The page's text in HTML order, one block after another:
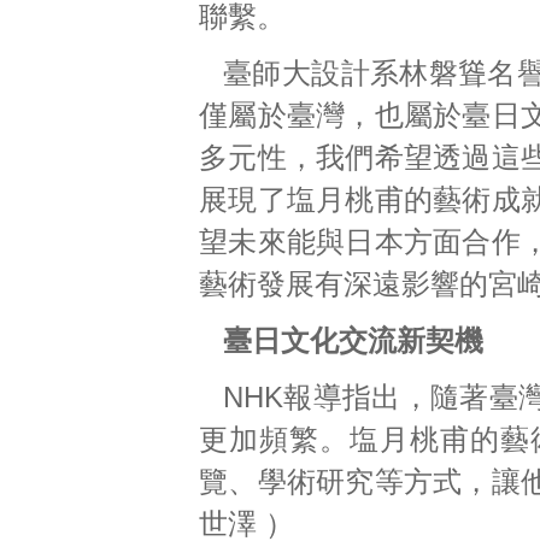
聯繫。
臺師大設計系林磐聳名
僅屬於臺灣，也屬於臺日
多元性，我們希望透過這
展現了塩月桃甫的藝術成
望未來能與日本方面合作
藝術發展有深遠影響的宮
臺日文化交流新契機
NHK報導指出，隨著臺
更加頻繁。塩月桃甫的
覽、學術研究等方式，讓
世澤 ）